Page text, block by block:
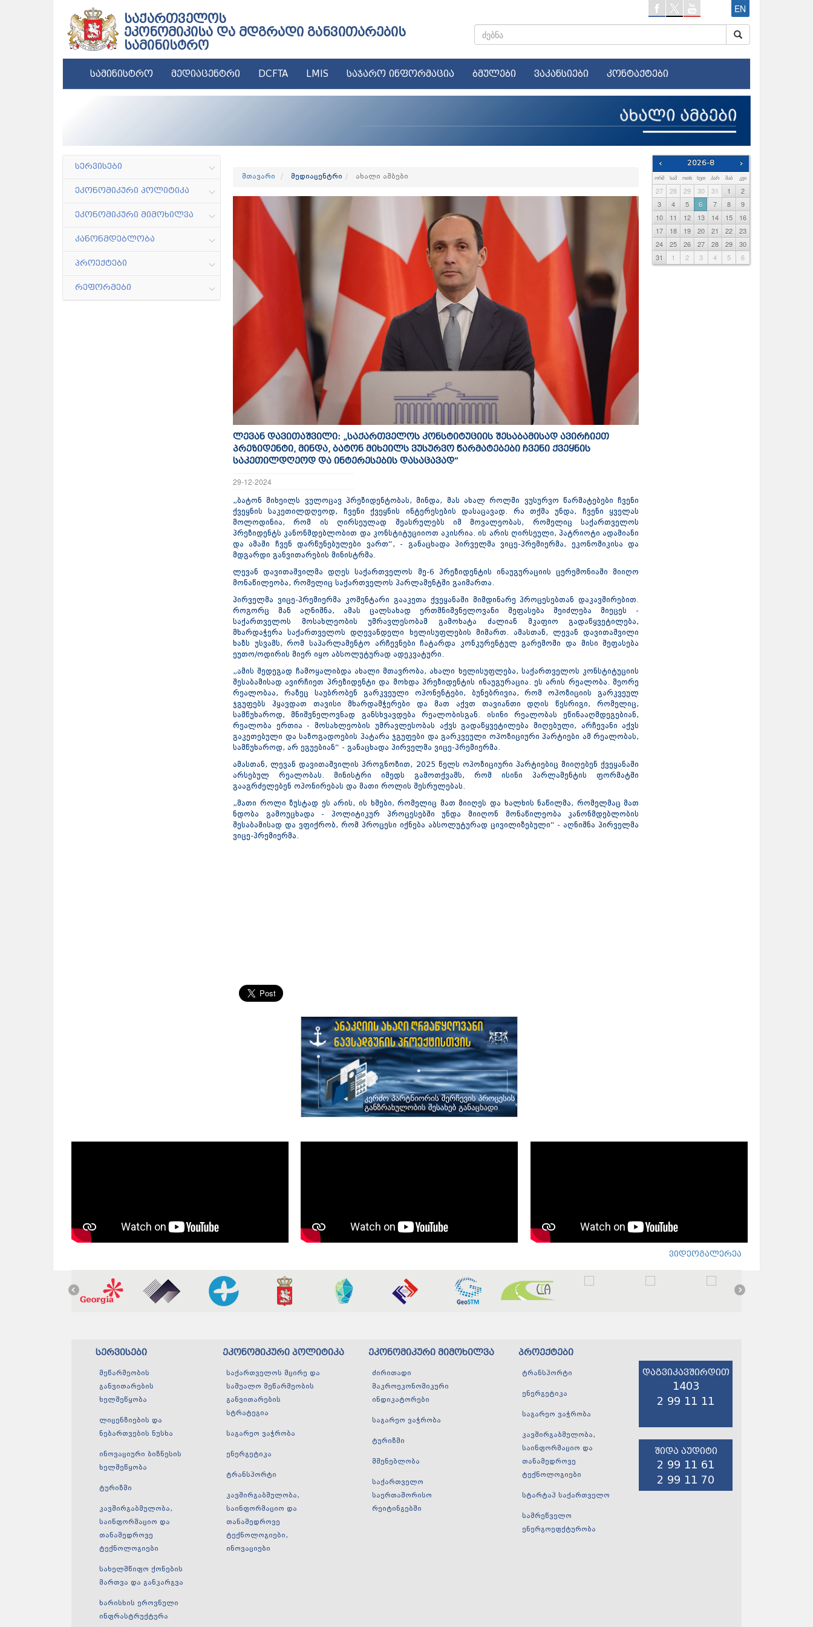
საქართველოს
ეკონომიკისა და მდგრადი განვითარების
სამინისტრო
EN
სამინისტრო მედიაცენტრი DCFTA LMIS საჯარო ინფორმაცია ბმულები ვაკანსიები კონტაქტები
სერვისები
ეკონომიკური პოლიტიკა
ეკონომიკური მიმოხილვა
კანონმდებლობა
პროექტები
რეფორმები
მთავარი მედიაცენტრი ახალი ამბები
ლევან დავითაშვილი: „საქართველოს კონსტიტუციის შესაბამისად ავირჩიეთ
პრეზიდენტი, მინდა, ბატონ მიხეილს ვუსურვო წარმატებები ჩვენი ქვეყნის
საკეთილდღეოდ და ინტერესების დასაცავად“
29-12-2024
„ბატონ მიხეილს ვულოცავ პრეზიდენტობას, მინდა, მას ახალ როლში ვუსურვო წარმატებები ჩვენი
ქვეყნის საკეთილდღეოდ, ჩვენი ქვეყნის ინტერესების დასაცავად. რა თქმა უნდა, ჩვენი ყველას
მოლოდინია, რომ ის ღირსეულად შეასრულებს იმ მოვალეობას, რომელიც საქართველოს
პრეზიდენტს კანონმდებლობით და კონსტიტუციიოთ აკისრია. ის არის ღირსეული, პატრიოტი ადამიანი
და ამაში ჩვენ დარწუნებულები ვართ“, - განაცხადა პირველმა ვიცე-პრემიერმა, ეკონომიკისა და
მდგარდი განვითარების მინისტრმა.
ლევან დავითაშვილმა დღეს საქართველოს მე-6 პრეზიდენტის ინაუგურაციის ცერემონიაში მიიღო
მონაწილეობა, რომელიც საქართველოს პარლამენტში გაიმართა.
პირველმა ვიცე-პრემიერმა კომენტარი გააკეთა ქვეყანაში მიმდინარე პროცესებთან დაკავშირებით.
როგორც მან აღნიშნა, ამას ცალსახად ერთმნიშვნელოვანი შეფასება შეიძლება მიეცეს -
საქართველოს მოსახლეობის უმრავლესობამ გამოხატა ძალიან მკაფიო გადაწყვეტილება,
მხარდაჭერა საქართველოს დღევანდელი ხელისუფლების მიმართ. ამასთან, ლევან დავითაშვილი
ხაზს უსვამს, რომ საპარლამენტო არჩევნები ჩატარდა კონკურენტულ გარემოში და მისი შეფასება
ეუთო/ოდირის მიერ იყო აბსოლუტურად ადეკვატური.
„ამის შედეგად ჩამოყალიბდა ახალი მთავრობა, ახალი ხელისუფლება, საქართველოს კონსტიტუციის
შესაბამისად ავირჩიეთ პრეზიდენტი და მოხდა პრეზიდენტის ინაუგურაცია. ეს არის რეალობა. მეორე
რეალობაა, რაზეც საუბრობენ გარკვეული ოპონენტები, ბუნებრივია, რომ ოპოზიციის გარკვეულ
ჯგუფებს ჰყავდათ თავისი მხარდამჭერები და მათ აქვთ თავიანთი დღის წესრიგი, რომელიც,
სამწუხაროდ, მნიშვნელოვნად განსხვავდება რეალობისგან. ისინი რეალობას ეწინააღმდეგებიან,
რეალობა ერთია - მოსახლეობის უმრავლესობას აქვს გადაწყვეტილება მიღებული, არჩევანი აქვს
გაკეთებული და საზოგადოების პატარა ჯგუფები და გარკვეული ოპოზიციური პარტიები ამ რეალობას,
სამწუხაროდ, არ ეგუებიან“ - განაცხადა პირველმა ვიცე-პრემიერმა.
ამასთან, ლევან დავითაშვილის პროგნოზით, 2025 წელს ოპოზიციური პარტიებიც მიიღებენ ქვეყანაში
არსებულ რეალობას. მინისტრი იმედს გამოთქვამს, რომ ისინი პარლამენტის ფორმატში
გააგრძელებენ ოპონირებას და მათი როლის შესრულებას.
„მათი როლი ზუსტად ეს არის, ის ხმები, რომელიც მათ მიიღეს და ხალხის ნაწილმა, რომელმაც მათ
ნდობა გამოუცხადა - პოლიტიკურ პროცესებში უნდა მიიღონ მონაწილეობა კანონმდებლობის
შესაბამისად და ვფიქრობ, რომ პროცესი იქნება აბსოლუტურად ცივილიზებული“ - აღნიშნა პირველმა
ვიცე-პრემიერმა.
‹ ›
2026-8
ᲝᲠᲨ ᲡᲐᲛ ᲝᲗᲮ ᲮᲣᲗ ᲞᲐᲠ ᲨᲐᲑ ᲙᲕᲘ
27 28 29 30 31 1
2
3
4 5 6 7 8
9
10
11 12 13 14 15
16
17
18 19 20 21 22
23
24
25 26 27 28 29
30
31
1 2 3 4 5 6
ვიდეოგალერეა
სერვისები
მეწარმეობის
განვითარების
ხელშეწყობა
ლიცენზიების და
ნებართვების ნუსხა
ინოვაციური ბიზნესის
ხელშეწყობა
ტურიზმი
კავშირგაბმულობა,
საინფორმაციო და
თანამედროვე
ტექნოლოგიები
სახელმწიფო ქონების
მართვა და განკარგვა
ხარისხის ეროვნული
ინფრასტრუქტურა
ეკონომიკური პოლიტიკა
საქართველოს მცირე და
საშუალო მეწარმეობის
განვითარების
სტრატეგია
საგარეო ვაჭრობა
ენერგეტიკა
ტრანსპორტი
კავშირგაბმულობა,
საინფორმაციო და
თანამედროვე
ტექნოლოგიები,
ინოვაციები
ეკონომიკური მიმოხილვა
ძირითადი
მაკროეკონომიკური
ინდიკატორები
საგარეო ვაჭრობა
ტურიზმი
მშენებლობა
საქართველო
საერთაშორისო
რეიტინგებში
პროექტები
ტრანსპორტი
ენერგეტიკა
საგარეო ვაჭრობა
კავშირგაბმულობა,
საინფორმაციო და
თანამედროვე
ტექნოლოგიები
სტარტაპ საქართველო
სამრეწველო
ენერგოეფქტურობა
დაგვიკავშირდით
1403
2 99 11 11
შიდა აუდიტი
2 99 11 61
2 99 11 70